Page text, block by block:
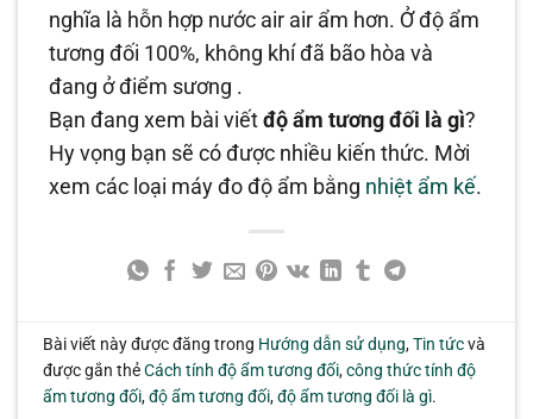
nghĩa là hỗn hợp nước air air ẩm hơn. Ở độ ẩm
tương đối 100%, không khí đã bão hòa và
đang ở điểm sương .
Bạn đang xem bài viếtđộ ẩm tương đối là gì?
Hy vọng bạn sẽ có được nhiều kiến thức. Mời
xem các loại máy đo độ ẩm bằng nhiệt ẩm kế.
Bài viết này được đăng trong Hướng dẫn sử dụng,Tin tứcvà
được gắn thẻCách tính độ ẩm tương đối,công thức tính độ
ẩm tương đối,độ ẩm tương đối,độ ẩm tương đối là gì.